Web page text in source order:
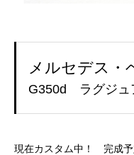
メルセデス・
G350d ラグジュ
現在カスタム中！ 完成